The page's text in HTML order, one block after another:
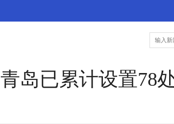
岛已累计设置78